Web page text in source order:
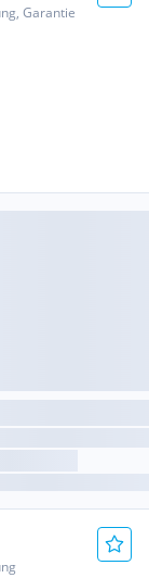
Garantie